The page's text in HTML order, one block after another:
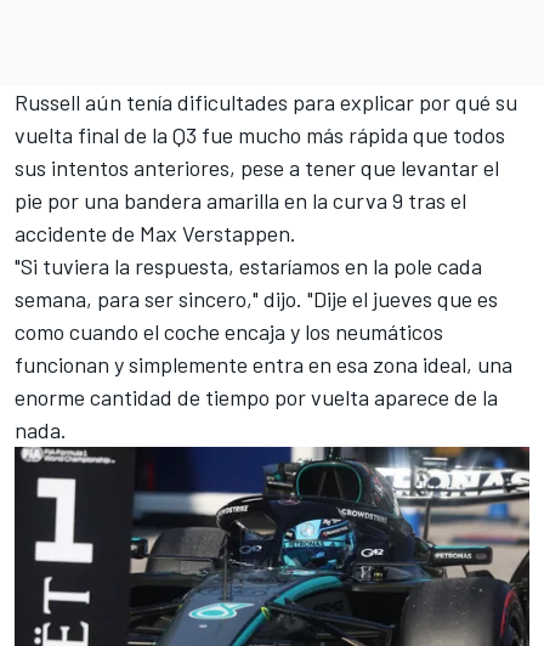
Russell aún tenía dificultades para explicar por qué su
vuelta final de la Q3 fue mucho más rápida que todos
sus intentos anteriores, pese a tener que levantar el
pie por una bandera amarilla en la curva 9 tras el
accidente de Max Verstappen.
"Si tuviera la respuesta, estaríamos en la pole cada
semana, para ser sincero," dijo. "Dije el jueves que es
como cuando el coche encaja y los neumáticos
funcionan y simplemente entra en esa zona ideal, una
enorme cantidad de tiempo por vuelta aparece de la
nada.